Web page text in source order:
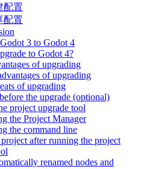
配置
配置
3 to Godot 4
to Godot 4?
of upgrading
of upgrading
of upgrading
the upgrade (optional)
project upgrade tool
the Project Manager
the command line
after running the project
renamed nodes and